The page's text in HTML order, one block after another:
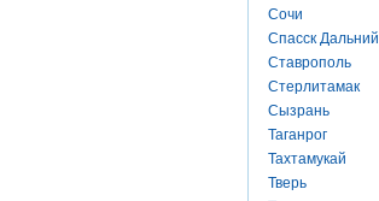
Сочи
Спасск Дальний
Ставрополь
Стерлитамак
Сызрань
Таганрог
Тахтамукай
Тверь